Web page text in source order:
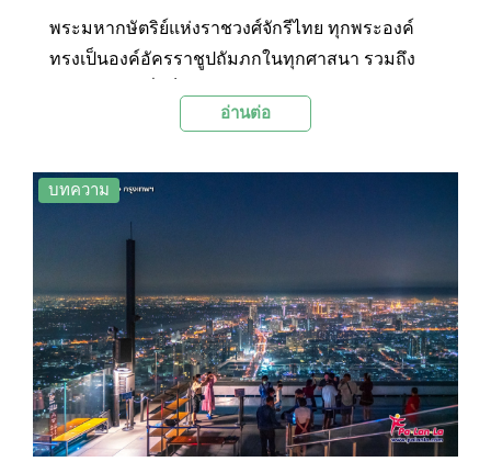
พระมหากษัตริย์แห่งราชวงศ์จักรีไทย ทุกพระองค์
ทรงเป็นองค์อัครราชูปถัมภกในทุกศาสนา รวมถึง
ให้มีการสร้างวัดประจำพระองค์ขึ้น ตั้งแต่สมัย
อาจไม่ได้เป็นผู้สร้าง ทว่าทรงเกี่ยวข้องกับการบูรณะ
ผูกพันกับวัดนั้นเป็นพิเศษ ก็ถือเป็นวัดประจำรัชกาล
อ่านต่อ
บทความ